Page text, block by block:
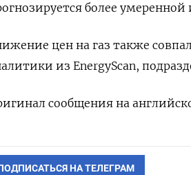
более
цен на газ также
из EnergyScan,
сообщения на
НА ТЕЛЕГРАМ